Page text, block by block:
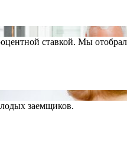
ставкой. Мы
заемщиков.